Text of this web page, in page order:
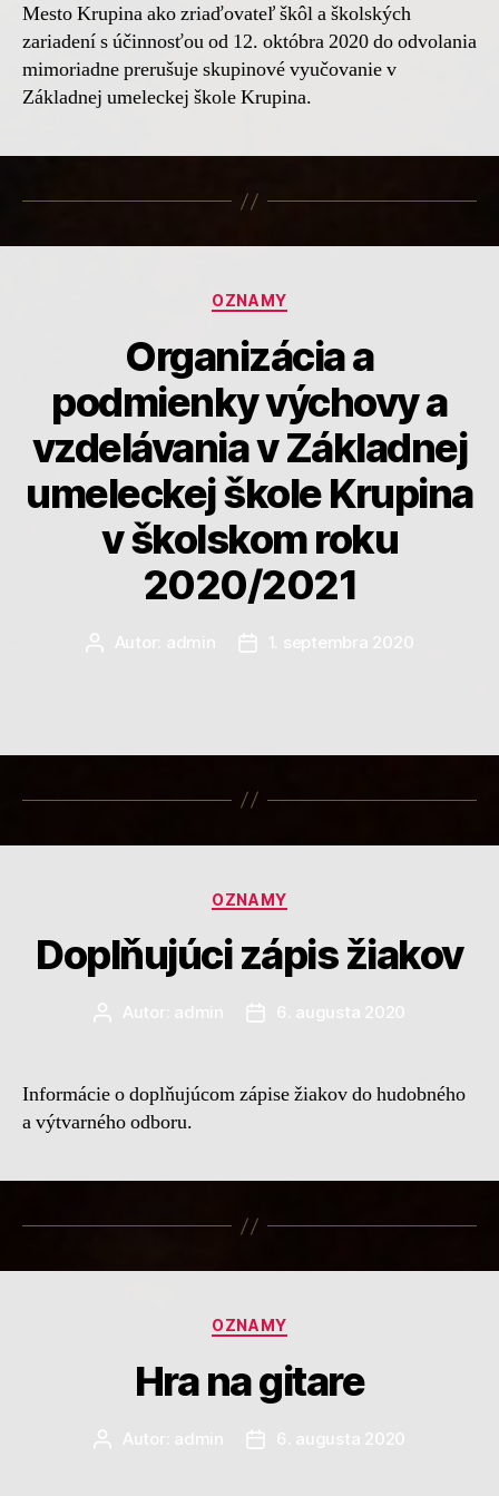
Mesto Krupina ako zriaďovateľ škôl a školských
zariadení s účinnosťou od 12. októbra 2020 do odvolania
mimoriadne prerušuje skupinové vyučovanie v
Základnej umeleckej škole Krupina.
Kategórie
OZNAMY
Organizácia a
podmienky výchovy a
vzdelávania v Základnej
umeleckej škole Krupina
v školskom roku
2020/2021
AutorAutor: admin
Dátum1. septembra 2020
Kategórie
OZNAMY
Doplňujúci zápis žiakov
AutorAutor: admin
Dátum
6. augusta 2020
Informácie o doplňujúcom zápise žiakov do hudobného
a výtvarného odboru.
Kategórie
OZNAMY
Hra na gitare
AutorAutor: admin
Dátum
6. augusta 2020